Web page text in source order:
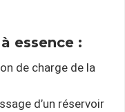
essence :
de charge de la
d’un réservoir